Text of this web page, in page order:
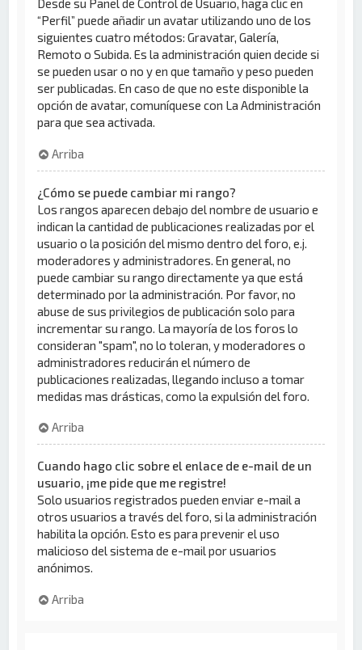
Desde su Panel de Control de Usuario, haga clic en
“Perfil” puede añadir un avatar utilizando uno de los
siguientes cuatro métodos: Gravatar, Galería,
Remoto o Subida. Es la administración quien decide si
se pueden usar o no y en que tamaño y peso pueden
ser publicadas. En caso de que no este disponible la
opción de avatar, comuníquese con La Administración
para que sea activada.
Arriba
¿Cómo se puede cambiar mi rango?
Los rangos aparecen debajo del nombre de usuario e
indican la cantidad de publicaciones realizadas por el
usuario o la posición del mismo dentro del foro, e.j.
moderadores y administradores. En general, no
puede cambiar su rango directamente ya que está
determinado por la administración. Por favor, no
abuse de sus privilegios de publicación solo para
incrementar su rango. La mayoría de los foros lo
consideran "spam", no lo toleran, y moderadores o
administradores reducirán el número de
publicaciones realizadas, llegando incluso a tomar
medidas mas drásticas, como la expulsión del foro.
Arriba
Cuando hago clic sobre el enlace de e-mail de un
usuario, ¡me pide que me registre!
Solo usuarios registrados pueden enviar e-mail a
otros usuarios a través del foro, si la administración
habilita la opción. Esto es para prevenir el uso
malicioso del sistema de e-mail por usuarios
anónimos.
Arriba